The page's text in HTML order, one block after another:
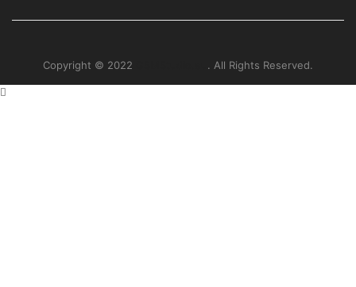
Copyright © 2022 . All Rights Reserved.